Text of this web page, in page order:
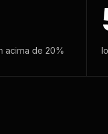
acima de 20%